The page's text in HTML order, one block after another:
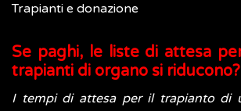
Trapianti e donazione
Se paghi, le liste di attesa
trapianti di organo si riducono?
I tempi di attesa per il trapianto di